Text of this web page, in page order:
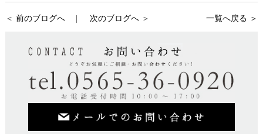
前のブログへ 次のブログへ 一覧へ戻る ＞